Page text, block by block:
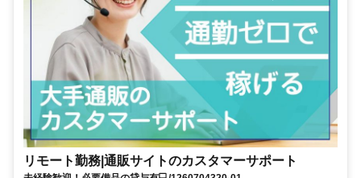
リモート勤務|通販サイトのカスタマーサポート